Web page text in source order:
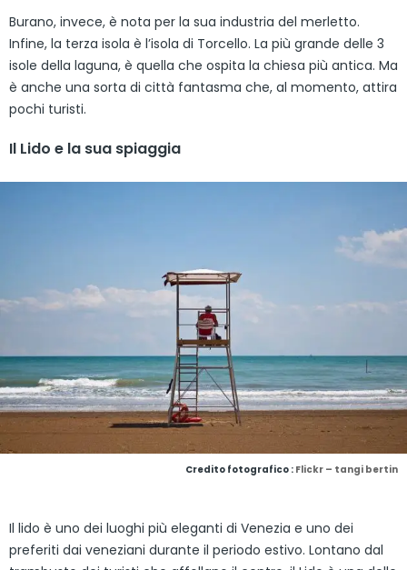
Burano, invece, è nota per la sua industria del merletto.
Infine, la terza isola è l’isola di Torcello. La più grande delle 3
isole della laguna, è quella che ospita la chiesa più antica. Ma
è anche una sorta di città fantasma che, al momento, attira
pochi turisti.
Il Lido e la sua spiaggia
Credito fotografico : Flickr – tangi bertin
Il lido è uno dei luoghi più eleganti di Venezia e uno dei
preferiti dai veneziani durante il periodo estivo. Lontano dal